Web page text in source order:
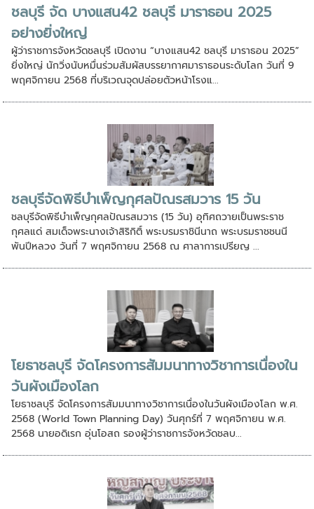
ชลบุรี จัด บางแสน42 ชลบุรี มาราธอน 2025
อย่างยิ่งใหญ่
ผู้ว่าราชการจังหวัดชลบุรี เปิดงาน “บางแสน42 ชลบุรี มาราธอน 2025”
ยิ่งใหญ่ นักวิ่งนับหมื่นร่วมสัมผัสบรรยากาศมาราธอนระดับโลก วันที่ 9
พฤศจิกายน 2568 ที่บริเวณจุดปล่อยตัวหน้าโรงแ...
ชลบุรีจัดพิธีบำเพ็ญกุศลปัณรสมวาร 15 วัน
ชลบุรีจัดพิธีบำเพ็ญกุศลปัณรสมวาร (15 วัน) อุทิศถวายเป็นพระราช
กุศลแด่ สมเด็จพระนางเจ้าสิริกิติ์ พระบรมราชินีนาถ พระบรมราชชนนี
พันปีหลวง วันที่ 7 พฤศจิกายน 2568 ณ ศาลาการเปรียญ ...
โยธาชลบุรี จัดโครงการสัมมนาทางวิชาการเนื่องใน
วันผังเมืองโลก
โยธาชลบุรี จัดโครงการสัมมนาทางวิชาการเนื่องในวันผังเมืองโลก พ.ศ.
2568 (World Town Planning Day) วันศุกร์ที่ 7 พฤศจิกายน พ.ศ.
2568 นายอดิเรก อุ่นโอสถ รองผู้ว่าราชการจังหวัดชลบ...